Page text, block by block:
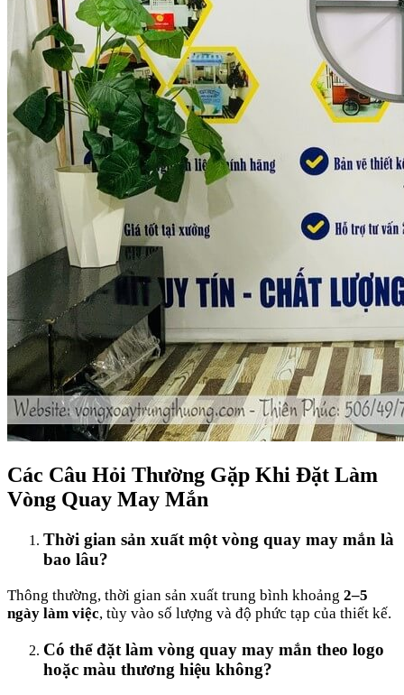
Các Câu Hỏi Thường Gặp Khi Đặt Làm
Vòng Quay May Mắn
Thời gian sản xuất một vòng quay may mắn là
bao lâu?
Thông thường, thời gian sản xuất trung bình khoảng 2–5
ngày làm việc, tùy vào số lượng và độ phức tạp của thiết kế.
Có thể đặt làm vòng quay may mắn theo logo
hoặc màu thương hiệu không?